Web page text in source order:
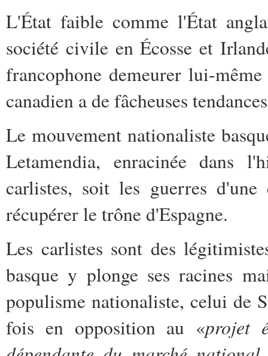
L'État faible comme l'État
société civile en Écosse et
francophone demeurer lui-
canadien a de fâcheuses
Le mouvement nationaliste
Letamendia, enracinée dans
carlistes, soit les guerres
récupérer le trône d'Espagne.
Les carlistes sont des
basque y plonge ses racines
populisme nationaliste, celui de
fois en opposition au «projet